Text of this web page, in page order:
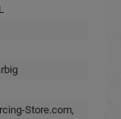
Store.com,